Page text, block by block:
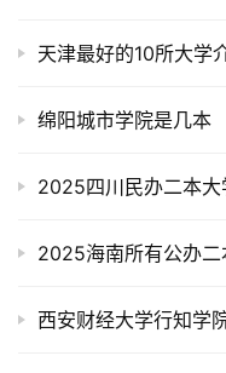
天津最好的10所大学
绵阳城市学院是几本
2025四川民办二本
2025海南所有公办二
西安财经大学行知学